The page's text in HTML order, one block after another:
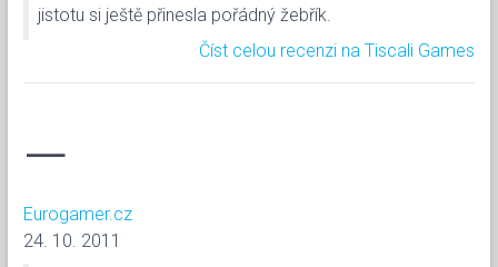
jistotu si ještě přinesla pořádný žebřík.
Číst celou recenzi na Tiscali Games
—
Eurogamer.cz
24. 10. 2011